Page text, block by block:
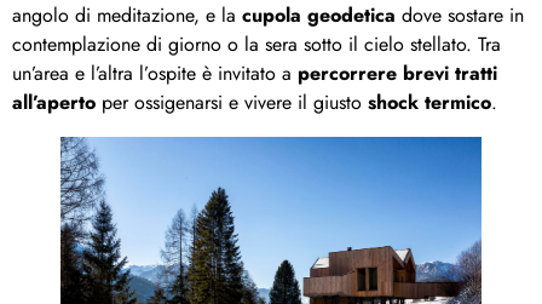
angolo di meditazione, e la cupola geodetica dove sostare in
contemplazione di giorno o la sera sotto il cielo stellato. Tra
un’area e l’altra l’ospite è invitato a percorrere brevi tratti
all’aperto per ossigenarsi e vivere il giusto shock termico.